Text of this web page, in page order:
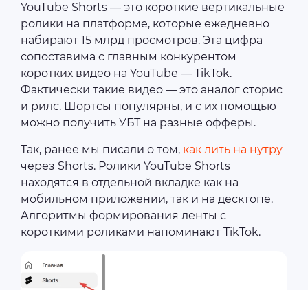
YouTube Shorts — это короткие вертикальные
ролики на платформе, которые ежедневно
набирают 15 млрд просмотров. Эта цифра
сопоставима с главным конкурентом
коротких видео на YouTube — TikTok.
Фактически такие видео — это аналог сторис
и рилс. Шортсы популярны, и с их помощью
можно получить УБТ на разные офферы.
Так, ранее мы писали о том, как лить на нутру
через Shorts. Ролики YouTube Shorts
находятся в отдельной вкладке как на
мобильном приложении, так и на десктопе.
Алгоритмы формирования ленты с
короткими роликами напоминают TikTok.